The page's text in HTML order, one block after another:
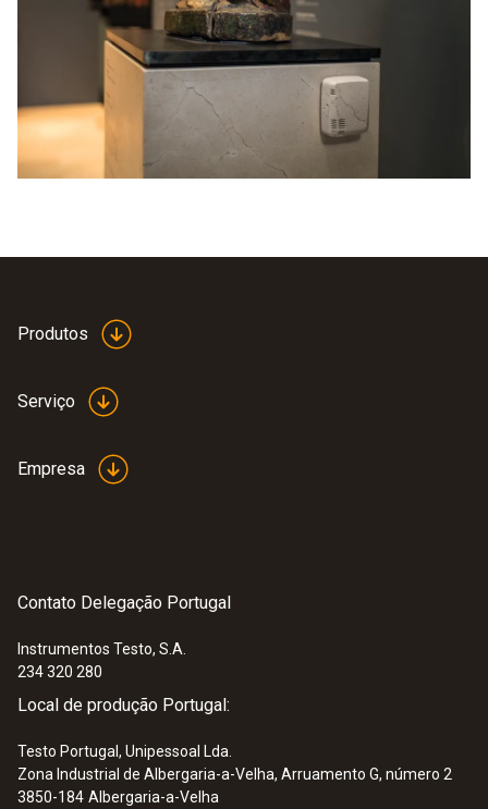
Produtos
Serviço
Empresa
Contato Delegação Portugal
Instrumentos Testo, S.A.
234 320 280
Local de produção Portugal:
Testo Portugal, Unipessoal Lda.
Zona Industrial de Albergaria-a-Velha, Arruamento G, número 2
3850-184 Albergaria-a-Velha